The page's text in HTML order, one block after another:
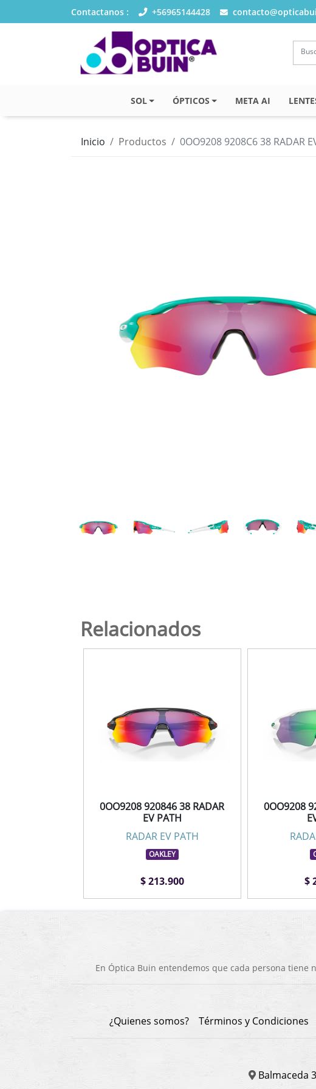
Contactanos : +56965144428
SOL ÓPTICOS META AI
Inicio Productos 0OO9208 9208C6 38 RADAR
Relacionados
0OO9208 920846 38 RADAR
EV PATH
RADAR EV PATH
OAKLEY
$ 213.900
0OO9208
$
En Óptica Buin entendemos que cada persona tiene
¿Quienes somos? Términos y Condiciones
Balmaceda